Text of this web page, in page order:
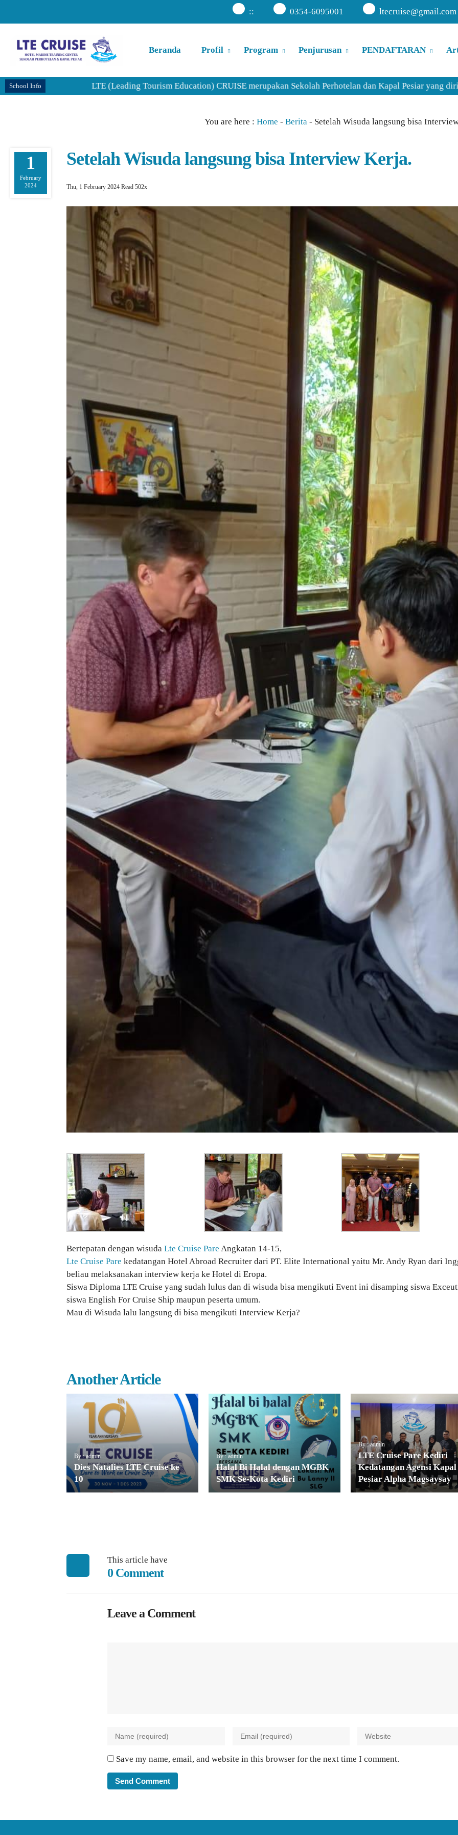
:: 0354-6095001 ltecruise@gmail.com
Beranda Profil Program Penjurusan PENDAFTARAN
School Info LTE (Leading Tourism Education) CRUISE merupakan Sekolah Perhotelan dan Kapal Pesiar yang dirintis
You are here : Home - Berita- Setelah Wisuda langsung bisa
1
February
2024
Setelah Wisuda langsung bisa Interview Kerja.
Thu, 1 February 2024 Read 502x
Bertepatan dengan wisuda Lte Cruise Pare Angkatan 14-15,
Lte Cruise Pare kedatangan Hotel Abroad Recruiter dari PT. Elite International yaitu Mr. Andy Ryan dari
beliau melaksanakan interview kerja ke Hotel di Eropa.
Siswa Diploma LTE Cruise yang sudah lulus dan di wisuda bisa mengikuti Event ini disamping siswa
siswa English For Cruise Ship maupun peserta umum.
Mau di Wisuda lalu langsung di bisa mengikuti Interview Kerja?
Another Article
By : admin
Dies Natalies LTE Cruise ke
10
By : admin
Halal Bi Halal dengan MGBK
SMK Se-Kota Kediri
By : admin
LTE Cruise Pare Kediri
Kedatangan Agensi Kapal
Pesiar Alpha Magsaysay
This article have
0 Comment
Leave a Comment
Save my name, email, and website in this browser for the next time I comment.